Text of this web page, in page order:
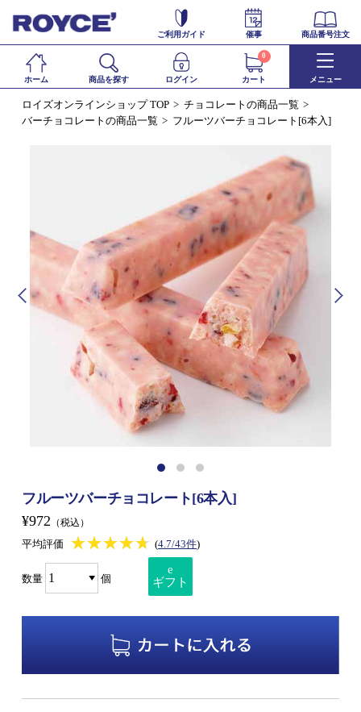
ご利用ガイド 催事 商品番号注文
ホーム 商品を探す ログイン カート
0
メニュー
ロイズオンラインショップ TOP
チョコレートの商品一覧
バーチョコレートの商品一覧
フルーツバーチョコレート[6本入]
フルーツバーチョコレート[6本入]
¥972 （税込）
平均評価 ★★★★★
★★★★★ (4.7/43件)
数量 個
e
ギフト